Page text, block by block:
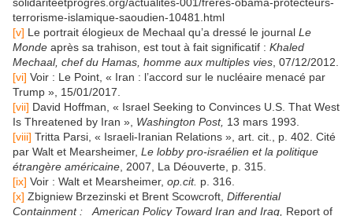
terrorisme-islamique-saoudien-10481.html
[v] Le portrait élogieux de Mechaal qu’a dressé le journal Le
Monde après sa trahison, est tout à fait significatif : Khaled
Mechaal, chef du Hamas, homme aux multiples vies , 07/12/2012.
[vi] Voir : Le Point, « Iran : l’accord sur le nucléaire menacé par
Trump », 15/01/2017.
[vii] David Hoffman, « Israel Seeking to Convinces U.S. That West
Is Threatened by Iran », Washington Post, 13 mars 1993.
[viii] Tritta Parsi, « Israeli-Iranian Relations », art. cit., p. 402. Cité
par Walt et Mearsheimer, Le lobby pro-israélien et la politique
étrangère américaine , 2007, La Déouverte, p. 315.
[ix] Voir : Walt et Mearsheimer, op.cit. p. 316.
[x] Zbigniew Brzezinski et Brent Scowcroft, Differential
Containment :
American Policy Toward Iran and Iraq, Report of